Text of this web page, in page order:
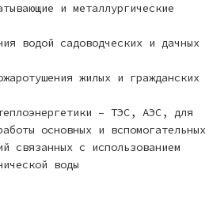
и металлургические
водой садоводческих и дачных
жилых и гражданских
– ТЭС, АЭС, для
основных и вспомогательных
связанных с использованием
воды